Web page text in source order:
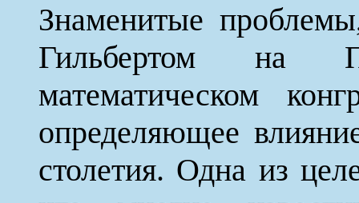
Знаменитые
Гильбертом на
математическом
определяющее
столетия. Одна из